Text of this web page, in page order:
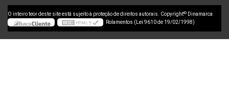
O inteiro teor deste site está sujeito à proteção de direitos autorais. Copyright© Dinamarca
Rolamentos (Lei 9610 de 19/02/1998)